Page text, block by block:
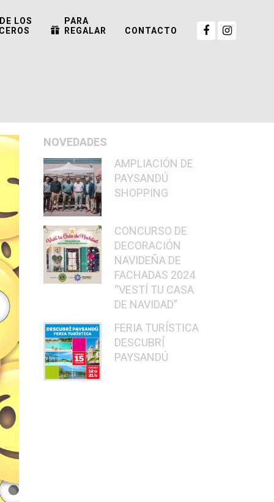
LOS
PARA
REGALAR
CONTACTO
NOVEDADES
AMPLIACIÓN DE
PAYSANDÚ
SHOPPING
CONCURSO DE
DECORACIÓN
NAVIDEÑA DE
FACHADAS 2024
“VESTÍ TU CASA
DE NAVIDAD”
FERIA TURÍSTICA
DESCUBRÍ
PAYSANDÚ